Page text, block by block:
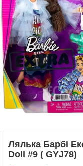
Лялька Барбі
Doll #9 ( GYJ78)